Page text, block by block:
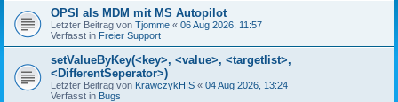
OPSI als MDM mit MS Autopilot
Letzter Beitrag von Tjomme « 06 Aug 2026, 11:57
Verfasst in Freier Support
setValueByKey(<key>, <value>, <targetlist>,
<DifferentSeperator>)
Letzter Beitrag von KrawczykHIS « 04 Aug 2026, 13:24
Verfasst in Bugs